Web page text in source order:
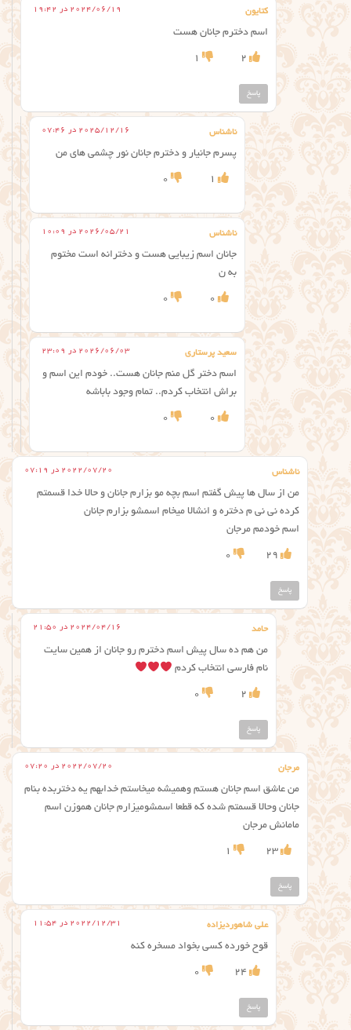
کتایون 2024/06/19 در 19:42
اسم دخترم جانان هست
2
1
پاسخ
ناشناس 2025/12/16 در 07:46
پسرم جانیار و دخترم جانان نور چشمی های من
1
0
ناشناس 2026/05/21 در 10:09
جانان اسم زیبایی هست و دخترانه است مختوم
به ن
0
0
سعید پرستاری 2026/06/03 در 23:09
اسم دختر گل منم جانان هست.. خودم این اسم و
براش انتخاب کردم.. تمام وجود باباشه
0
0
ناشناس 2022/07/20 در 07:19
من از سال ها پیش گفتم اسم بچه مو بزارم جانان و حالا خدا قسمتم
کرده نی نی م دختره و انشالا میخام اسمشو بزارم جانان
اسم خودمم مرجان
29
0
پاسخ
حامد 2024/04/16 در 21:50
من هم ده سال پیش اسم دخترم رو جانان از همین سایت
نام فارسی انتخاب کردم
2
0
پاسخ
مرجان 2022/07/20 در 07:20
من عاشق اسم جانان هستم وهمیشه میخاستم خدابهم یه دختربده بنام
جانان وحالا قسمتم شده که قطعا اسمشومیزارم جانان هموزن اسم
مامانش مرجان
23
1
پاسخ
علی شاهوردیزاده 2022/12/31 در 11:54
قوح خورده کسی بخواد مسخره کنه
24
0
پاسخ